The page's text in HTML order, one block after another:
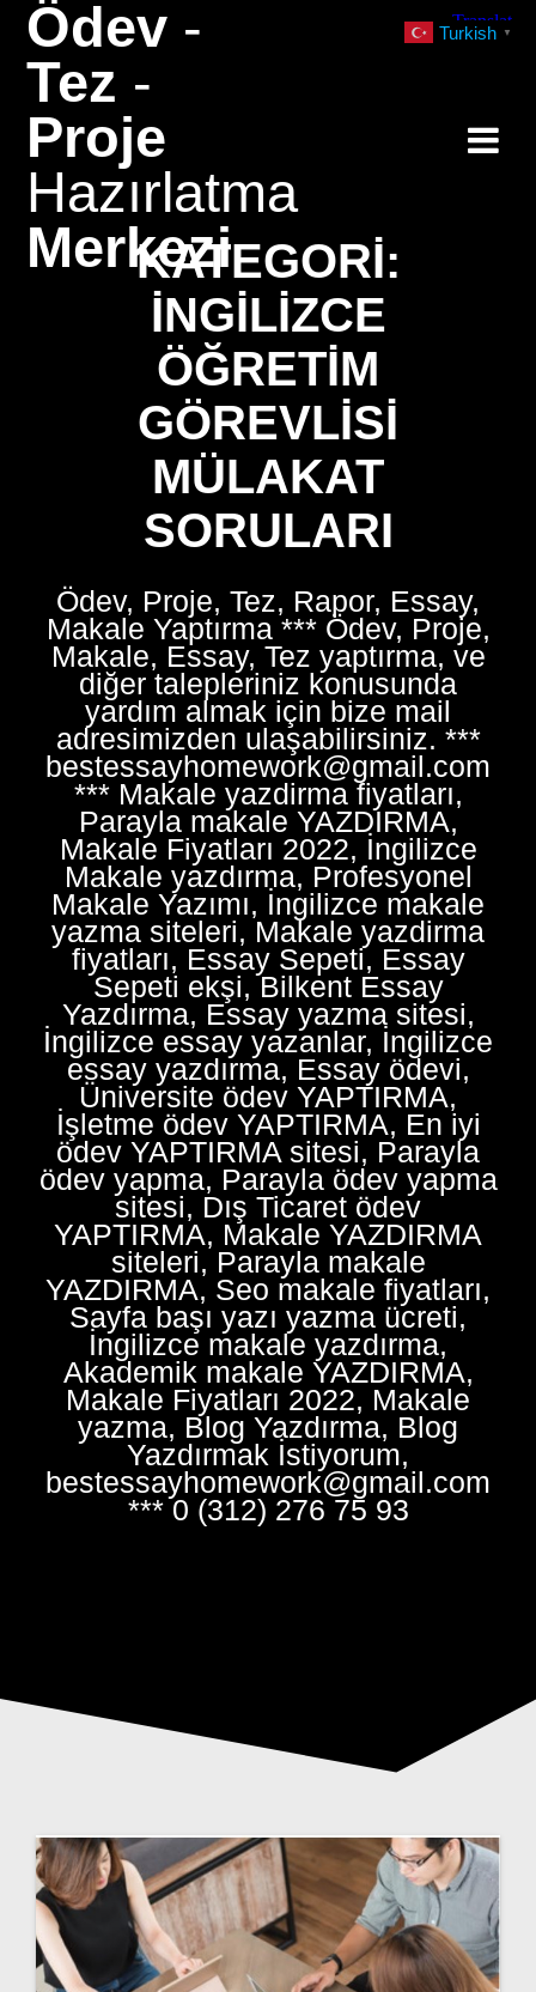
Ödev -
Tez -
Proje
Hazırlatma
MerkeziKATEGORI:
İNGILIZCE
ÖĞRETIM
GÖREVLISI
MÜLAKAT
SORULARI
Ödev, Proje, Tez, Rapor, Essay,
Makale Yaptırma *** Ödev, Proje,
Makale, Essay, Tez yaptırma, ve
diğer talepleriniz konusunda
yardım almak için bize mail
adresimizden ulaşabilirsiniz. ***
bestessayhomework@gmail.com
*** Makale yazdirma fiyatları,
Parayla makale YAZDIRMA,
Makale Fiyatları 2022, İngilizce
Makale yazdırma, Profesyonel
Makale Yazımı, İngilizce makale
yazma siteleri, Makale yazdirma
fiyatları, Essay Sepeti, Essay
Sepeti ekşi, Bilkent Essay
Yazdırma, Essay yazma sitesi,
İngilizce essay yazanlar, İngilizce
essay yazdırma, Essay ödevi,
Üniversite ödev YAPTIRMA,
İşletme ödev YAPTIRMA, En iyi
ödev YAPTIRMA sitesi, Parayla
ödev yapma, Parayla ödev yapma
sitesi, Dış Ticaret ödev
YAPTIRMA, Makale YAZDIRMA
siteleri, Parayla makale
YAZDIRMA, Seo makale fiyatları,
Sayfa başı yazı yazma ücreti,
İngilizce makale yazdırma,
Akademik makale YAZDIRMA,
Makale Fiyatları 2022, Makale
yazma, Blog Yazdırma, Blog
Yazdırmak İstiyorum,
bestessayhomework@gmail.com
*** 0 (312) 276 75 93
Turkish ▼